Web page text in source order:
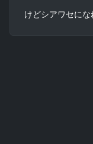
けどシアワセに